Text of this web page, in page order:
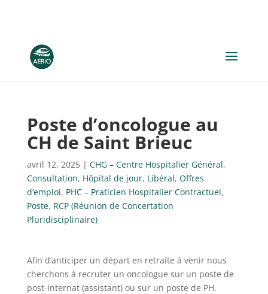
Poste d’oncologue au
CH de Saint Brieuc
avril 12, 2025| CHG – Centre Hospitalier Général,
Consultation, Hôpital de jour, Libéral, Offres
d’emploi, PHC – Praticien Hospitalier Contractuel,
Poste, RCP (Réunion de Concertation
Pluridisciplinaire)
Afin d’anticiper un départ en retraite à venir nous
cherchons à recruter un oncologue sur un poste de
post-internat (assistant) ou sur un poste de PH.